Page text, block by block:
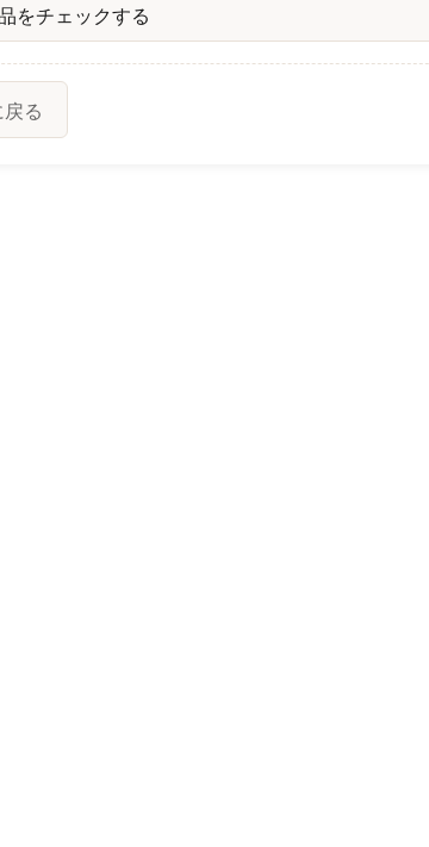
をチェックする
る